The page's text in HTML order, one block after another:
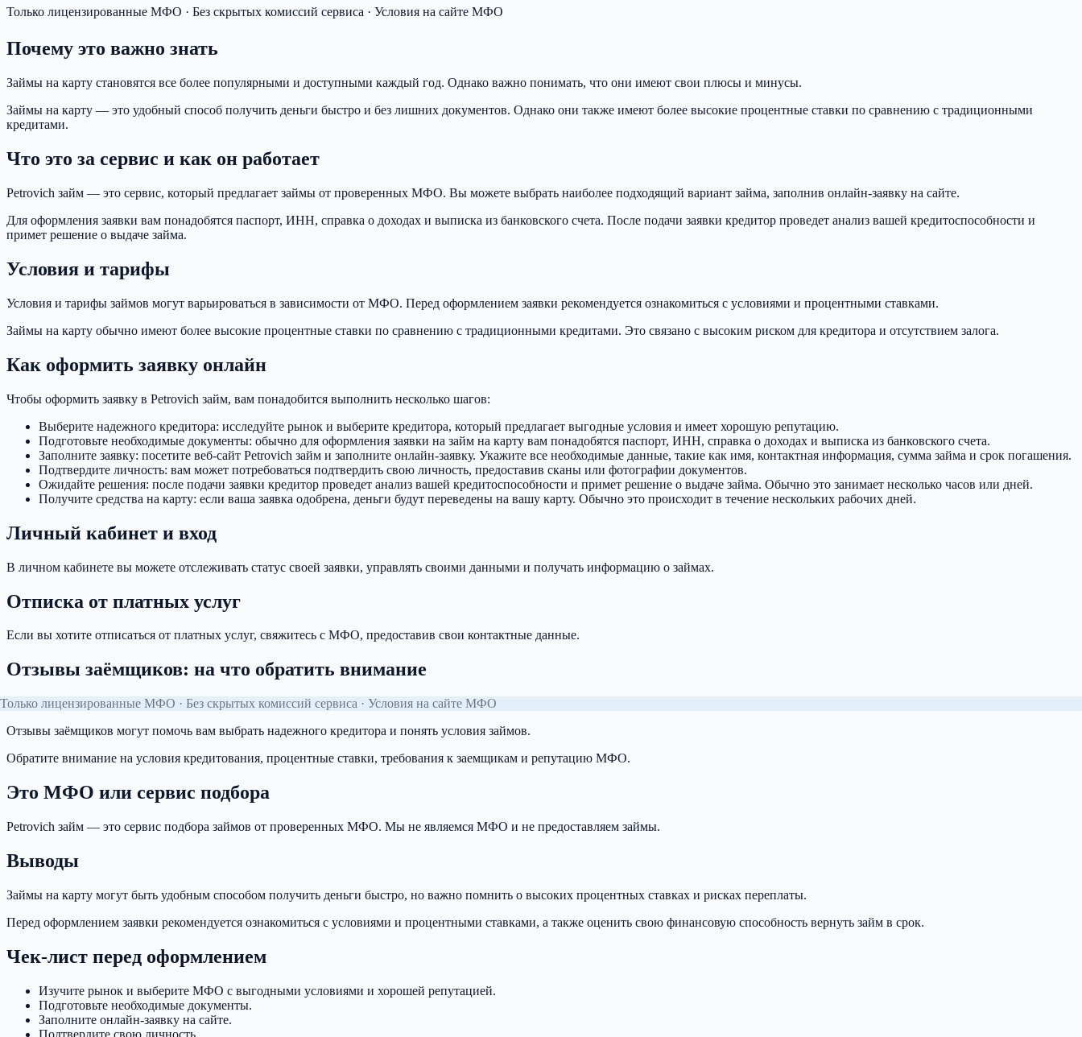
Только лицензированные МФО · Без скрытых комиссий сервиса · Условия на сайте МФО
Почему это важно знать
Займы на карту становятся все более популярными и доступными каждый год. Однако важно понимать, что они имеют свои плюсы и минусы.
Займы на карту — это удобный способ получить деньги быстро и без лишних документов. Однако они также имеют более высокие процентные ставки по сравнению с традиционными
кредитами.
Что это за сервис и как он работает
Petrovich займ — это сервис, который предлагает займы от проверенных МФО. Вы можете выбрать наиболее подходящий вариант займа, заполнив онлайн-заявку на сайте.
Для оформления заявки вам понадобятся паспорт, ИНН, справка о доходах и выписка из банковского счета. После подачи заявки кредитор проведет анализ вашей кредитоспособности и
примет решение о выдаче займа.
Условия и тарифы
Условия и тарифы займов могут варьироваться в зависимости от МФО. Перед оформлением заявки рекомендуется ознакомиться с условиями и процентными ставками.
Займы на карту обычно имеют более высокие процентные ставки по сравнению с традиционными кредитами. Это связано с высоким риском для кредитора и отсутствием залога.
Как оформить заявку онлайн
Чтобы оформить заявку в Petrovich займ, вам понадобится выполнить несколько шагов:
Выберите надежного кредитора: исследуйте рынок и выберите кредитора, который предлагает выгодные условия и имеет хорошую репутацию.
Подготовьте необходимые документы: обычно для оформления заявки на займ на карту вам понадобятся паспорт, ИНН, справка о доходах и выписка из банковского счета.
Заполните заявку: посетите веб-сайт Petrovich займ и заполните онлайн-заявку. Укажите все необходимые данные, такие как имя, контактная информация, сумма займа и срок погашения.
Подтвердите личность: вам может потребоваться подтвердить свою личность, предоставив сканы или фотографии документов.
Ожидайте решения: после подачи заявки кредитор проведет анализ вашей кредитоспособности и примет решение о выдаче займа. Обычно это занимает несколько часов или дней.
Получите средства на карту: если ваша заявка одобрена, деньги будут переведены на вашу карту. Обычно это происходит в течение нескольких рабочих дней.
Личный кабинет и вход
В личном кабинете вы можете отслеживать статус своей заявки, управлять своими данными и получать информацию о займах.
Отписка от платных услуг
Если вы хотите отписаться от платных услуг, свяжитесь с МФО, предоставив свои контактные данные.
Отзывы заёмщиков: на что обратить внимание
Только лицензированные МФО · Без скрытых комиссий сервиса · Условия на сайте МФО
Отзывы заёмщиков могут помочь вам выбрать надежного кредитора и понять условия займов.
Обратите внимание на условия кредитования, процентные ставки, требования к заемщикам и репутацию МФО.
Это МФО или сервис подбора
Petrovich займ — это сервис подбора займов от проверенных МФО. Мы не являемся МФО и не предоставляем займы.
Выводы
Займы на карту могут быть удобным способом получить деньги быстро, но важно помнить о высоких процентных ставках и рисках переплаты.
Перед оформлением заявки рекомендуется ознакомиться с условиями и процентными ставками, а также оценить свою финансовую способность вернуть займ в срок.
Чек-лист перед оформлением
Изучите рынок и выберите МФО с выгодными условиями и хорошей репутацией.
Подготовьте необходимые документы.
Заполните онлайн-заявку на сайте.
Подтвердите свою личность.